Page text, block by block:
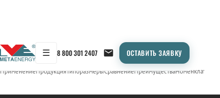
☰ 8 800 301 2407 ОСТАВИТЬ ЗАЯВКУ
← Продукция/ШИНОПРОВОД
ПрименениеПродукцияТипоразмерыСравнениеПреимуществаНоменклатура